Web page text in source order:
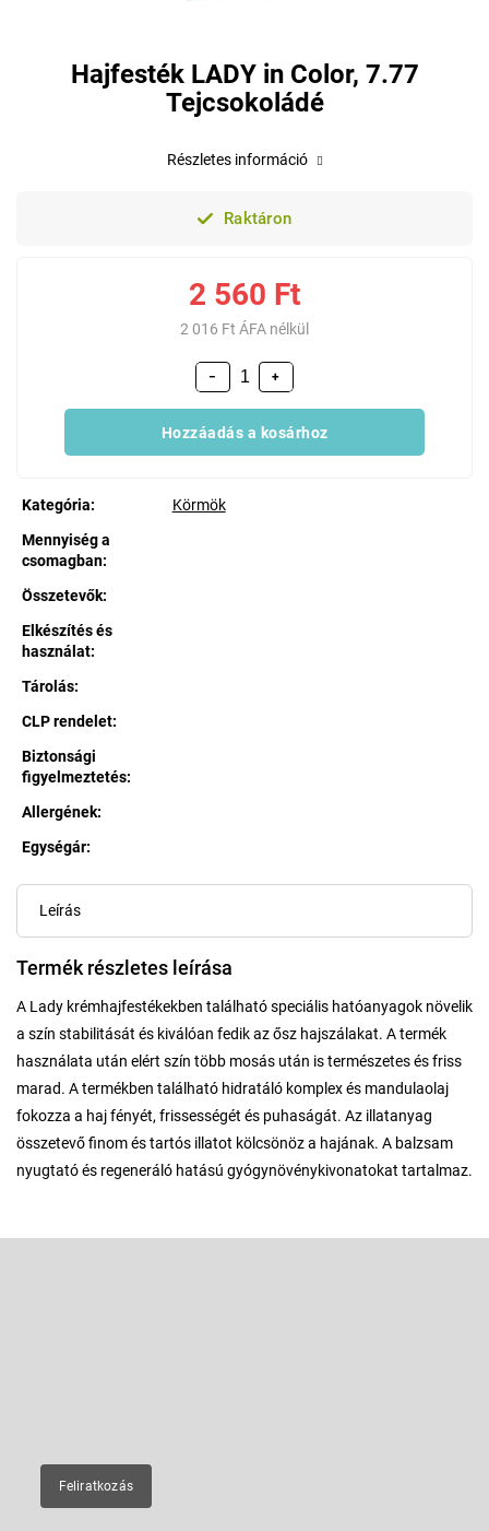
Hajfesték LADY in Color, 7.77
Tejcsokoládé
Raktáron
2 560 Ft
2 016 Ft ÁFA nélkül
+
−
Hozzáadás a kosárhoz
Kategória:
Körmök
Mennyiség a
csomagban:
Összetevők:
Elkészítés és
használat:
Tárolás:
CLP rendelet:
Biztonsági
figyelmeztetés:
Allergének:
Egységár:
Részletes információ
Leírás
Termék részletes leírása
A Lady krémhajfestékekben található speciális hatóanyagok növelik
a szín stabilitását és kiválóan fedik az ősz hajszálakat. A termék
használata után elért szín több mosás után is természetes és friss
marad. A termékben található hidratáló komplex és mandulaolaj
fokozza a haj fényét, frissességét és puhaságát. Az illatanyag
összetevő finom és tartós illatot kölcsönöz a hajának. A balzsam
nyugtató és regeneráló hatású gyógynövénykivonatokat tartalmaz.
Feliratkozás